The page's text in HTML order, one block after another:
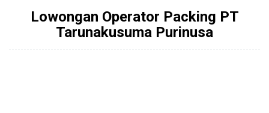
Lowongan Operator Packing PT
Tarunakusuma Purinusa